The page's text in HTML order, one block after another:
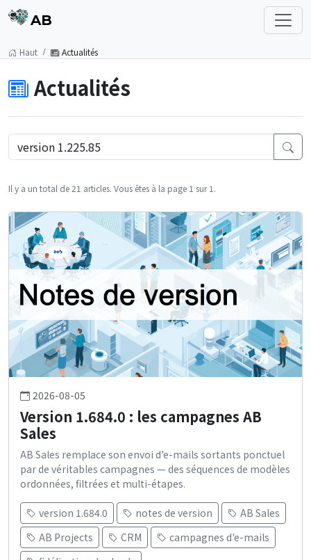
AB
Haut Actualités
Actualités
Il y a un total de 21 articles. Vous êtes à la page 1 sur 1.
2026-08-05
Version 1.684.0 : les campagnes AB
Sales
AB Sales remplace son envoi d'e-mails sortants ponctuel
par de véritables campagnes — des séquences de modèles
ordonnées, filtrées et multi-étapes.
version 1.684.0 notes de version
AB Sales
AB Projects
CRM
campagnes d'e-mails